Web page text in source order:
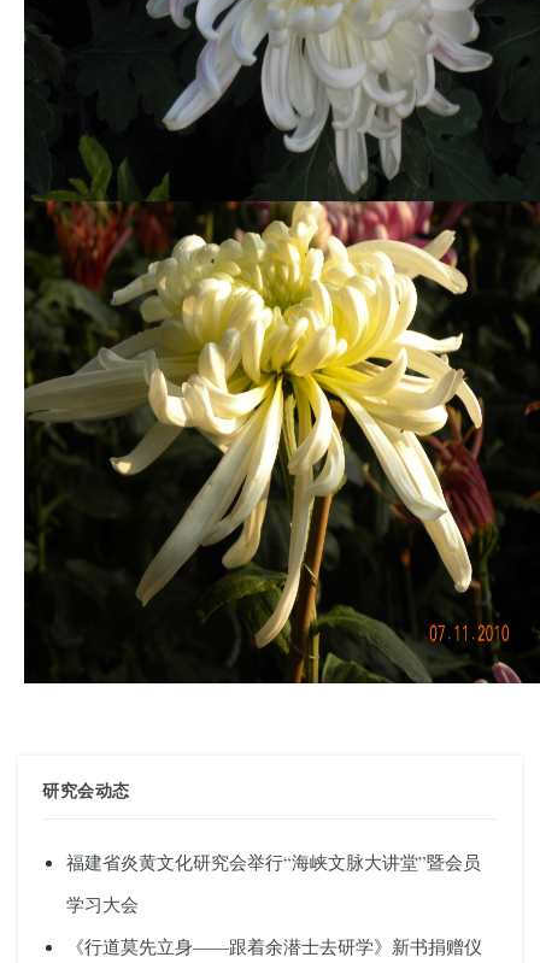
研究会动态
福建省炎黄文化研究会举行“海峡文脉大讲堂”暨会员
学习大会
《行道莫先立身——跟着余潜士去研学》新书捐赠仪